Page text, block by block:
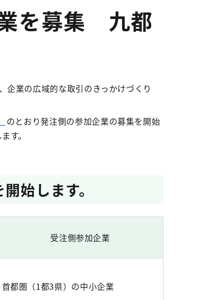
を募集 九都
業の広域的な取引のきっかけづくり
のとおり発注側の参加企業の募集を開始
す。
始します。
受注側参加企業
首都圏（1都3県）の中小企業